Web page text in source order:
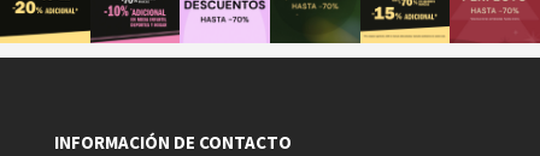
INFORMACIÓN DE CONTACTO